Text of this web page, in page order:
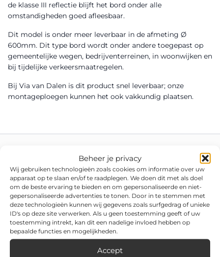
Beheer je privacy
Wij gebruiken technologieën zoals cookies om informatie over uw
apparaat op te slaan en/of te raadplegen. We doen dit met als doel
om de beste ervaring te bieden en om gepersonaliseerde en niet-
gepersonaliseerde advertenties te tonen. Door in te stemmen met
deze technologieën kunnen wij gegevens zoals surfgedrag of unieke
ID's op deze site verwerken. Als u geen toestemming geeft of uw
toestemming intrekt, kan dit een nadelige invloed hebben op
bepaalde functies en mogelijkheden.
Accept
de klasse III reflectie blijft het bord onder alle
omstandigheden goed afleesbaar.
Dit model is onder meer leverbaar in de afmeting Ø
600mm. Dit type bord wordt onder andere toegepast op
gemeentelijke wegen, bedrijventerreinen, in woonwijken en
bij tijdelijke verkeersmaatregelen.
Bij Via van Dalen is dit product snel leverbaar; onze
montageploegen kunnen het ook vakkundig plaatsen.